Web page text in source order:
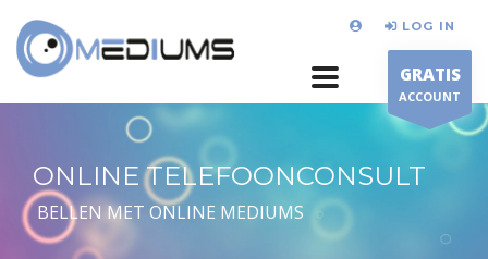
LOG IN
GRATIS
ACCOUNT
ONLINE TELEFOONCONSULT
BELLEN MET ONLINE MEDIUMS